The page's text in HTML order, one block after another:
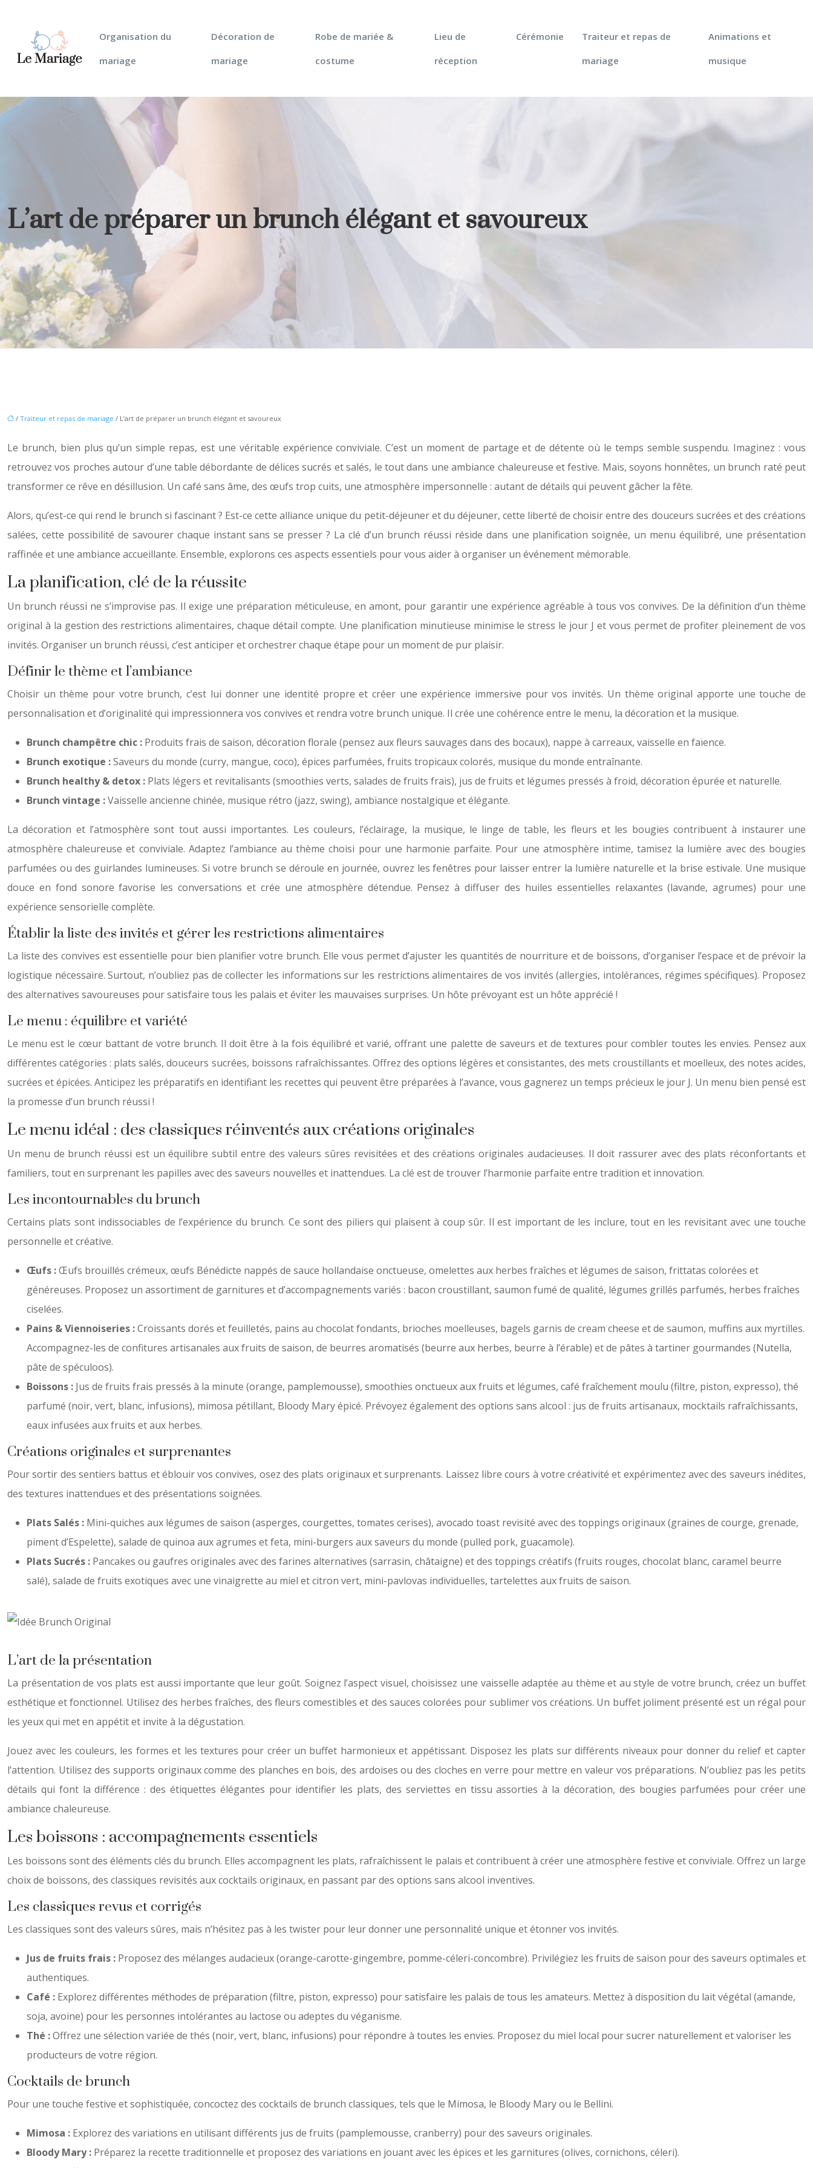
Organisation du
mariage
Décoration de
mariage
Robe de mariée &
costume
Lieu de
réception
Cérémonie
Traiteur et repas de
mariage
Animations et
musique
L’art de préparer un brunch élégant et savoureux
/ Traiteur et repas de mariage / L’art de préparer un brunch élégant et savoureux
Le brunch, bien plus qu’un simple repas, est une véritable expérience conviviale. C’est un moment de partage et de détente où le temps semble suspendu. Imaginez : vous
retrouvez vos proches autour d’une table débordante de délices sucrés et salés, le tout dans une ambiance chaleureuse et festive. Mais, soyons honnêtes, un brunch raté peut
transformer ce rêve en désillusion. Un café sans âme, des œufs trop cuits, une atmosphère impersonnelle : autant de détails qui peuvent gâcher la fête.
Alors, qu’est-ce qui rend le brunch si fascinant ? Est-ce cette alliance unique du petit-déjeuner et du déjeuner, cette liberté de choisir entre des douceurs sucrées et des créations
salées, cette possibilité de savourer chaque instant sans se presser ? La clé d’un brunch réussi réside dans une planification soignée, un menu équilibré, une présentation
raffinée et une ambiance accueillante. Ensemble, explorons ces aspects essentiels pour vous aider à organiser un événement mémorable.
La planification, clé de la réussite
Un brunch réussi ne s’improvise pas. Il exige une préparation méticuleuse, en amont, pour garantir une expérience agréable à tous vos convives. De la définition d’un thème
original à la gestion des restrictions alimentaires, chaque détail compte. Une planification minutieuse minimise le stress le jour J et vous permet de profiter pleinement de vos
invités. Organiser un brunch réussi, c’est anticiper et orchestrer chaque étape pour un moment de pur plaisir.
Définir le thème et l’ambiance
Choisir un thème pour votre brunch, c’est lui donner une identité propre et créer une expérience immersive pour vos invités. Un thème original apporte une touche de
personnalisation et d’originalité qui impressionnera vos convives et rendra votre brunch unique. Il crée une cohérence entre le menu, la décoration et la musique.
Brunch champêtre chic : Produits frais de saison, décoration florale (pensez aux fleurs sauvages dans des bocaux), nappe à carreaux, vaisselle en faïence.
Brunch exotique :Saveurs du monde (curry, mangue, coco), épices parfumées, fruits tropicaux colorés, musique du monde entraînante.
Brunch healthy & detox : Plats légers et revitalisants (smoothies verts, salades de fruits frais), jus de fruits et légumes pressés à froid, décoration épurée et naturelle.
Brunch vintage :Vaisselle ancienne chinée, musique rétro (jazz, swing), ambiance nostalgique et élégante.
La décoration et l’atmosphère sont tout aussi importantes. Les couleurs, l’éclairage, la musique, le linge de table, les fleurs et les bougies contribuent à instaurer une
atmosphère chaleureuse et conviviale. Adaptez l’ambiance au thème choisi pour une harmonie parfaite. Pour une atmosphère intime, tamisez la lumière avec des bougies
parfumées ou des guirlandes lumineuses. Si votre brunch se déroule en journée, ouvrez les fenêtres pour laisser entrer la lumière naturelle et la brise estivale. Une musique
douce en fond sonore favorise les conversations et crée une atmosphère détendue. Pensez à diffuser des huiles essentielles relaxantes (lavande, agrumes) pour une
expérience sensorielle complète.
Établir la liste des invités et gérer les restrictions alimentaires
La liste des convives est essentielle pour bien planifier votre brunch. Elle vous permet d’ajuster les quantités de nourriture et de boissons, d’organiser l’espace et de prévoir la
logistique nécessaire. Surtout, n’oubliez pas de collecter les informations sur les restrictions alimentaires de vos invités (allergies, intolérances, régimes spécifiques). Proposez
des alternatives savoureuses pour satisfaire tous les palais et éviter les mauvaises surprises. Un hôte prévoyant est un hôte apprécié !
Le menu : équilibre et variété
Le menu est le cœur battant de votre brunch. Il doit être à la fois équilibré et varié, offrant une palette de saveurs et de textures pour combler toutes les envies. Pensez aux
différentes catégories : plats salés, douceurs sucrées, boissons rafraîchissantes. Offrez des options légères et consistantes, des mets croustillants et moelleux, des notes acides,
sucrées et épicées. Anticipez les préparatifs en identifiant les recettes qui peuvent être préparées à l’avance, vous gagnerez un temps précieux le jour J. Un menu bien pensé est
la promesse d’un brunch réussi !
Le menu idéal : des classiques réinventés aux créations originales
Un menu de brunch réussi est un équilibre subtil entre des valeurs sûres revisitées et des créations originales audacieuses. Il doit rassurer avec des plats réconfortants et
familiers, tout en surprenant les papilles avec des saveurs nouvelles et inattendues. La clé est de trouver l’harmonie parfaite entre tradition et innovation.
Les incontournables du brunch
Certains plats sont indissociables de l’expérience du brunch. Ce sont des piliers qui plaisent à coup sûr. Il est important de les inclure, tout en les revisitant avec une touche
personnelle et créative.
Œufs :Œufs brouillés crémeux, œufs Bénédicte nappés de sauce hollandaise onctueuse, omelettes aux herbes fraîches et légumes de saison, frittatas colorées et
généreuses. Proposez un assortiment de garnitures et d’accompagnements variés : bacon croustillant, saumon fumé de qualité, légumes grillés parfumés, herbes fraîches
ciselées.
Pains & Viennoiseries :Croissants dorés et feuilletés, pains au chocolat fondants, brioches moelleuses, bagels garnis de cream cheese et de saumon, muffins aux myrtilles.
Accompagnez-les de confitures artisanales aux fruits de saison, de beurres aromatisés (beurre aux herbes, beurre à l’érable) et de pâtes à tartiner gourmandes (Nutella,
pâte de spéculoos).
Boissons : Jus de fruits frais pressés à la minute (orange, pamplemousse), smoothies onctueux aux fruits et légumes, café fraîchement moulu (filtre, piston, expresso), thé
parfumé (noir, vert, blanc, infusions), mimosa pétillant, Bloody Mary épicé. Prévoyez également des options sans alcool : jus de fruits artisanaux, mocktails rafraîchissants,
eaux infusées aux fruits et aux herbes.
Créations originales et surprenantes
Pour sortir des sentiers battus et éblouir vos convives, osez des plats originaux et surprenants. Laissez libre cours à votre créativité et expérimentez avec des saveurs inédites,
des textures inattendues et des présentations soignées.
Plats Salés : Mini-quiches aux légumes de saison (asperges, courgettes, tomates cerises), avocado toast revisité avec des toppings originaux (graines de courge, grenade,
piment d’Espelette), salade de quinoa aux agrumes et feta, mini-burgers aux saveurs du monde (pulled pork, guacamole).
Plats Sucrés : Pancakes ou gaufres originales avec des farines alternatives (sarrasin, châtaigne) et des toppings créatifs (fruits rouges, chocolat blanc, caramel beurre
salé), salade de fruits exotiques avec une vinaigrette au miel et citron vert, mini-pavlovas individuelles, tartelettes aux fruits de saison.
L’art de la présentation
La présentation de vos plats est aussi importante que leur goût. Soignez l’aspect visuel, choisissez une vaisselle adaptée au thème et au style de votre brunch, créez un buffet
esthétique et fonctionnel. Utilisez des herbes fraîches, des fleurs comestibles et des sauces colorées pour sublimer vos créations. Un buffet joliment présenté est un régal pour
les yeux qui met en appétit et invite à la dégustation.
Jouez avec les couleurs, les formes et les textures pour créer un buffet harmonieux et appétissant. Disposez les plats sur différents niveaux pour donner du relief et capter
l’attention. Utilisez des supports originaux comme des planches en bois, des ardoises ou des cloches en verre pour mettre en valeur vos préparations. N’oubliez pas les petits
détails qui font la différence : des étiquettes élégantes pour identifier les plats, des serviettes en tissu assorties à la décoration, des bougies parfumées pour créer une
ambiance chaleureuse.
Les boissons : accompagnements essentiels
Les boissons sont des éléments clés du brunch. Elles accompagnent les plats, rafraîchissent le palais et contribuent à créer une atmosphère festive et conviviale. Offrez un large
choix de boissons, des classiques revisités aux cocktails originaux, en passant par des options sans alcool inventives.
Les classiques revus et corrigés
Les classiques sont des valeurs sûres, mais n’hésitez pas à les twister pour leur donner une personnalité unique et étonner vos invités.
Jus de fruits frais : Proposez des mélanges audacieux (orange-carotte-gingembre, pomme-céleri-concombre). Privilégiez les fruits de saison pour des saveurs optimales et
authentiques.
Café : Explorez différentes méthodes de préparation (filtre, piston, expresso) pour satisfaire les palais de tous les amateurs. Mettez à disposition du lait végétal (amande,
soja, avoine) pour les personnes intolérantes au lactose ou adeptes du véganisme.
Thé :Offrez une sélection variée de thés (noir, vert, blanc, infusions) pour répondre à toutes les envies. Proposez du miel local pour sucrer naturellement et valoriser les
producteurs de votre région.
Cocktails de brunch
Pour une touche festive et sophistiquée, concoctez des cocktails de brunch classiques, tels que le Mimosa, le Bloody Mary ou le Bellini.
Mimosa : Explorez des variations en utilisant différents jus de fruits (pamplemousse, cranberry) pour des saveurs originales.
Bloody Mary : Préparez la recette traditionnelle et proposez des variations en jouant avec les épices et les garnitures (olives, cornichons, céleri).